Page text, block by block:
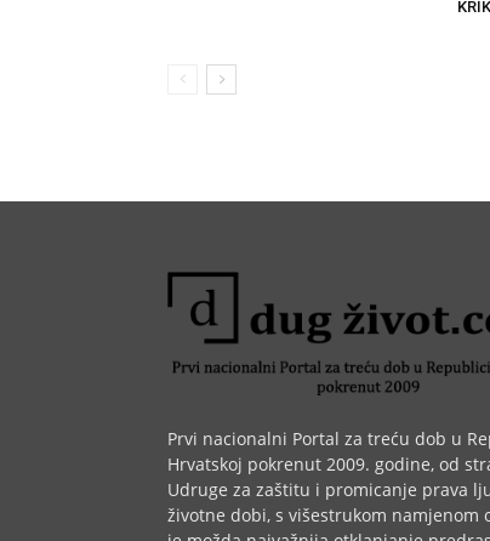
Prvi nacionalni Portal za treću dob u
Hrvatskoj pokrenut 2009. godine, od
Udruge za zaštitu i promicanje prava
životne dobi, s višestrukom namjenom